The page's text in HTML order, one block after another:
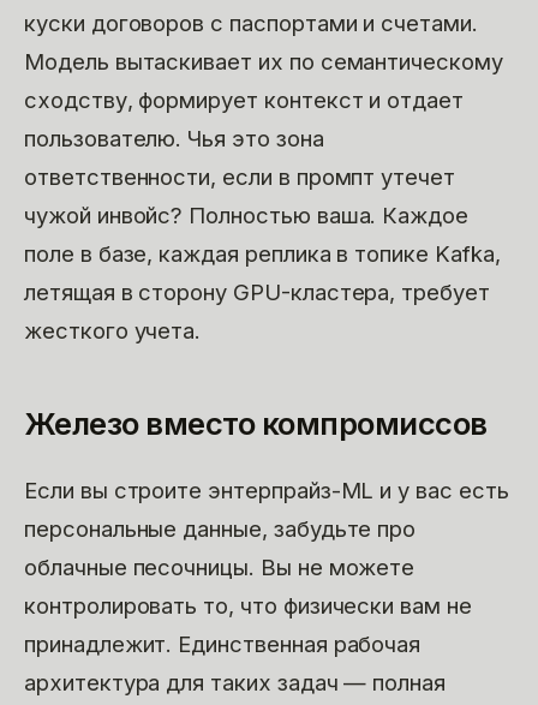
куски договоров с паспортами и счетами.
Модель вытаскивает их по семантическому
сходству, формирует контекст и отдает
пользователю. Чья это зона
ответственности, если в промпт утечет
чужой инвойс? Полностью ваша. Каждое
поле в базе, каждая реплика в топике Kafka,
летящая в сторону GPU-кластера, требует
жесткого учета.
Железо вместо компромиссов
Если вы строите энтерпрайз-ML и у вас есть
персональные данные, забудьте про
облачные песочницы. Вы не можете
контролировать то, что физически вам не
принадлежит. Единственная рабочая
архитектура для таких задач — полная